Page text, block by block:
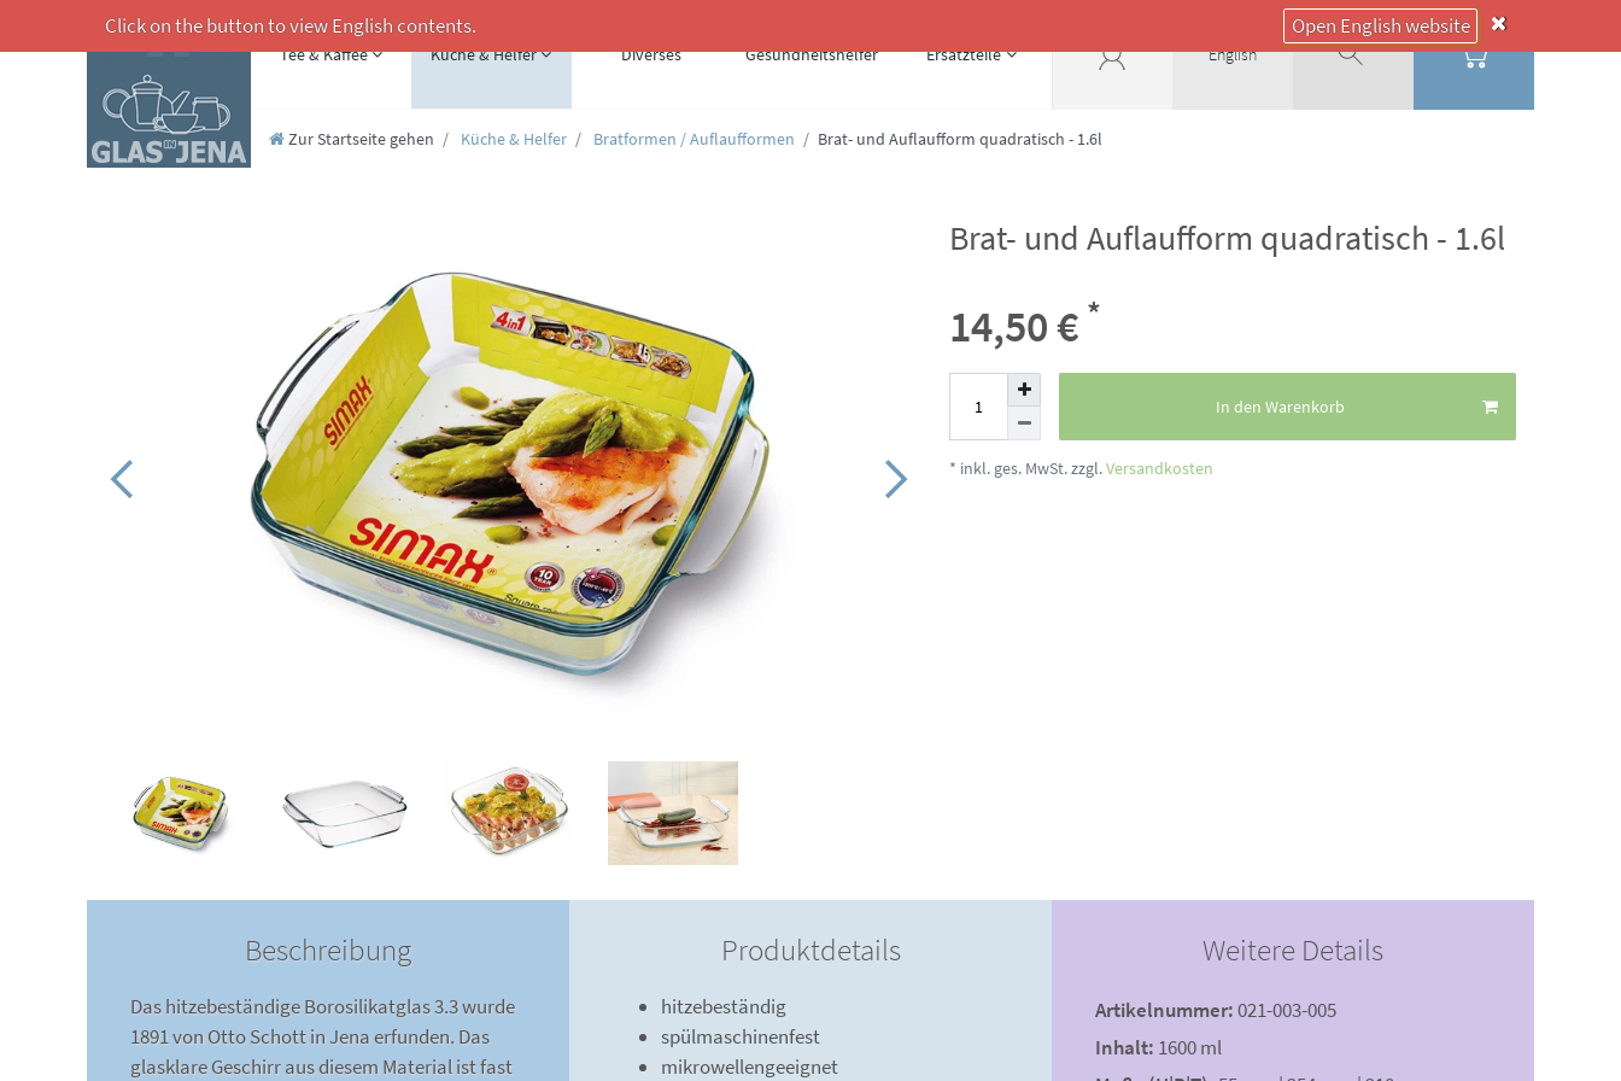
Tee & Kaffee Küche & Helfer Diverses Gesundheitshelfer Ersatzteile English
Click on the button to view English contents. Open English website
Zur Startseite gehen Küche & Helfer Bratformen / Auflaufformen Brat- und Auflaufform quadratisch - 1.6l
Brat- und Auflaufform quadratisch - 1.6l
14,50 € *
In den Warenkorb
* inkl. ges. MwSt. zzgl.Versandkosten
Beschreibung
Das hitzebeständige Borosilikatglas 3.3 wurde
1891 von Otto Schott in Jena erfunden. Das
glasklare Geschirr aus diesem Material ist fast
Produktdetails
hitzebeständig
spülmaschinenfest
mikrowellengeeignet
Weitere Details
Artikelnummer:021-003-005
Inhalt: 1600 ml